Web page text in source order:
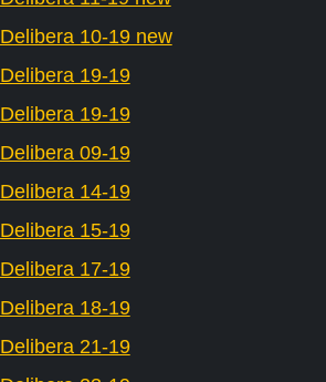
Delibera 10-19 new
Delibera 19-19
Delibera 19-19
Delibera 09-19
Delibera 14-19
Delibera 15-19
Delibera 17-19
Delibera 18-19
Delibera 21-19